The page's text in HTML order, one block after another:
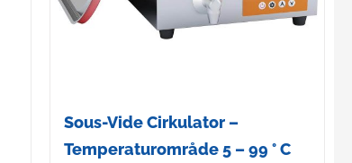
Sous-Vide Cirkulator –
Temperaturområde 5 – 99 ° C